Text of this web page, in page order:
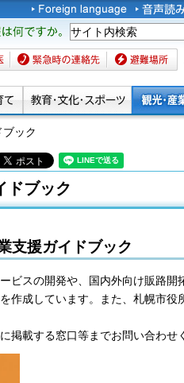
何です
緊急時の連絡先 避難場所
ック
ドブック
支援ガイドブック
ビスの開発や、国内外向け販路開
作成しています。また、札幌市
掲載する窓口等までお問い合わせ